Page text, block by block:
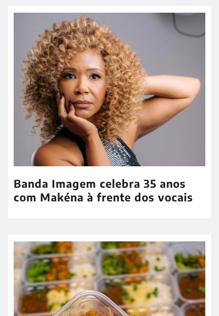
Banda Imagem celebra 35 anos
com Makéna à frente dos vocais